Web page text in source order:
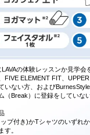
の体験レッスンか見学会
FIVE ELEMENT FIT、
いない方、および
（Break）に登録をしていな
プ付き)かTシャツのいずれ
す。